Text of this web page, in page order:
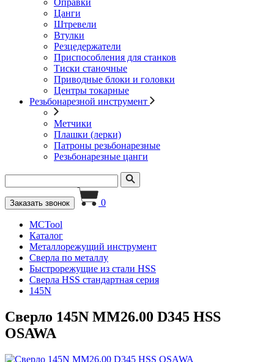
Оправки
Цанги
Штревели
Втулки
Резцедержатели
Приспособления для станков
Тиски станочные
Приводные блоки и головки
Центры токарные
Резьбонарезной инструмент
Метчики
Плашки (лерки)
Патроны резьбонарезные
Резьбонарезные цанги
Заказать звонок 0
MCTool
Каталог
Металлорежущий инструмент
Сверла по металлу
Быстрорежущие из стали HSS
Сверла HSS стандартная серия
145N
Сверло 145N MM26.00 D345 HSS
OSAWA